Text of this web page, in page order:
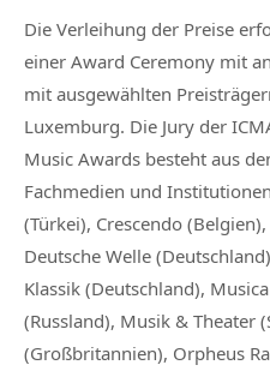
Die Verleihung der Preise
einer Award Ceremony mit
mit ausgewählten
Luxemburg. Die Jury der
Music Awards besteht aus
Fachmedien und
(Türkei), Crescendo
Deutsche Welle
Klassik (Deutschland),
(Russland), Musik & Theater
(Großbritannien), Orpheus